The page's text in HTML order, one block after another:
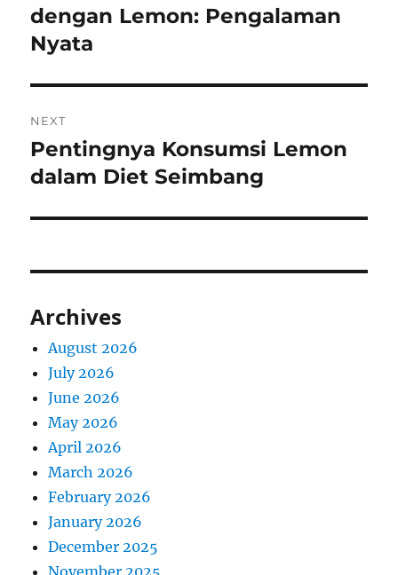
post:
dengan Lemon: Pengalaman
Nyata
NEXT
Next
post:
Pentingnya Konsumsi Lemon
dalam Diet Seimbang
Archives
August 2026
July 2026
June 2026
May 2026
April 2026
March 2026
February 2026
January 2026
December 2025